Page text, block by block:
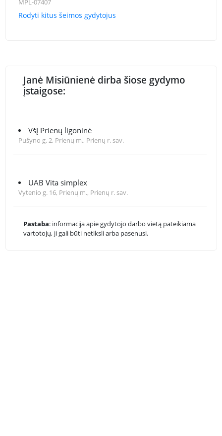
Rodyti kitus šeimos gydytojus
Janė Misiūnienė dirba šiose gydymo
įstaigose:
VšĮ Prienų ligoninė
Pušyno g. 2, Prienų m., Prienų r. sav.
UAB Vita simplex
Vytenio g. 16, Prienų m., Prienų r. sav.
Pastaba: informacija apie gydytojo darbo vietą pateikiama
vartotojų, ji gali būti netiksli arba pasenusi.